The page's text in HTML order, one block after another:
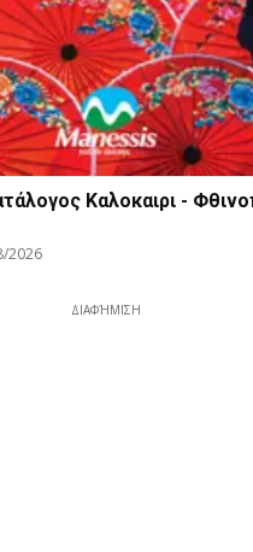
Καλοκαιρι -
2026
ΔΙΑΦΉΜΙΣΗ